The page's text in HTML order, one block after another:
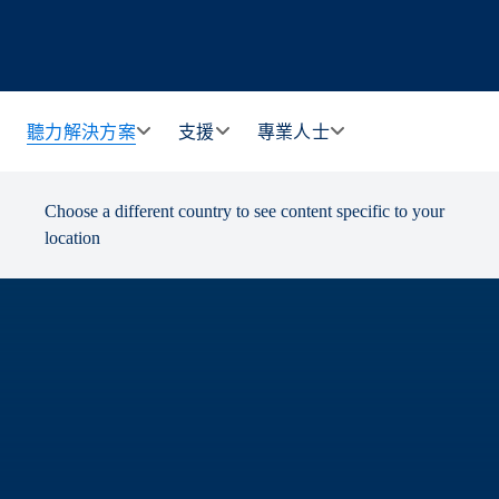
聽力解決方案 支援 專業人士
Choose a different country to see content specific to your
location